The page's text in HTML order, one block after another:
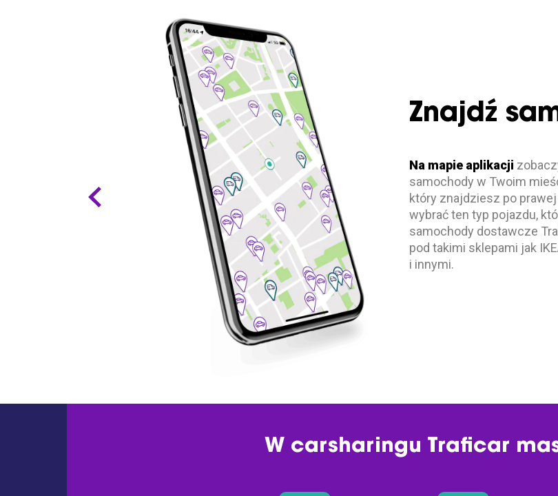
Znajdź
Na mapie aplikacji
samochody w Twoim
który znajdziesz po
wybrać ten typ pojazdu,
samochody dostawcze
pod takimi sklepami jak
i innymi.
W carsharingu Traficar